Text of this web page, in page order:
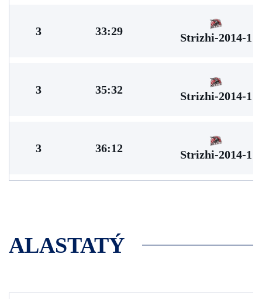
3 33:29
Strizhi-2014-1
3 35:32
Strizhi-2014-1
3 36:12
Strizhi-2014-1
ALASTATÝ